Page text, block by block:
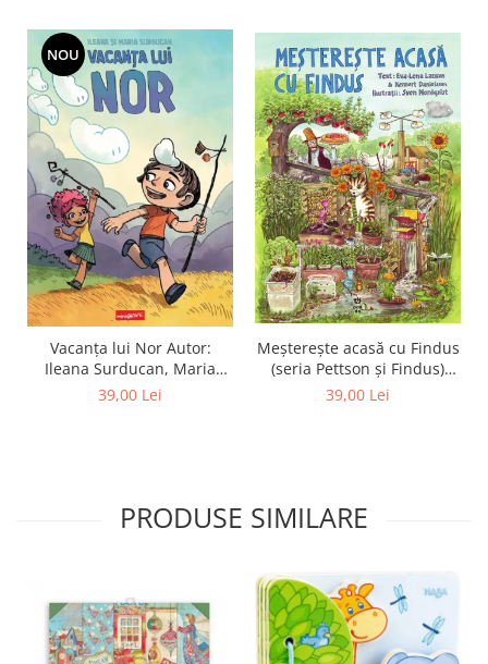
NOU
Vacanța lui Nor Autor:
Ileana Surducan, Maria
Surducan
39,00 Lei
Meșterește acasă cu Findus
(seria Pettson și Findus)
Autor: Sven Nordqvist
39,00 Lei
PRODUSE SIMILARE